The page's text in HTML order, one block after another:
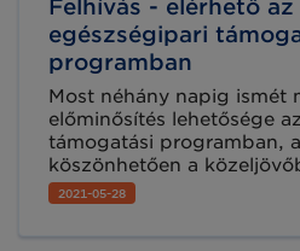
Felhívás - elérhető
egészségipari
programban
Most néhány napig ismét
előminősítés lehetősége
támogatási programban,
köszönhetően a
forint értékű fejlesztés
Magyarországon.
2021-05-28